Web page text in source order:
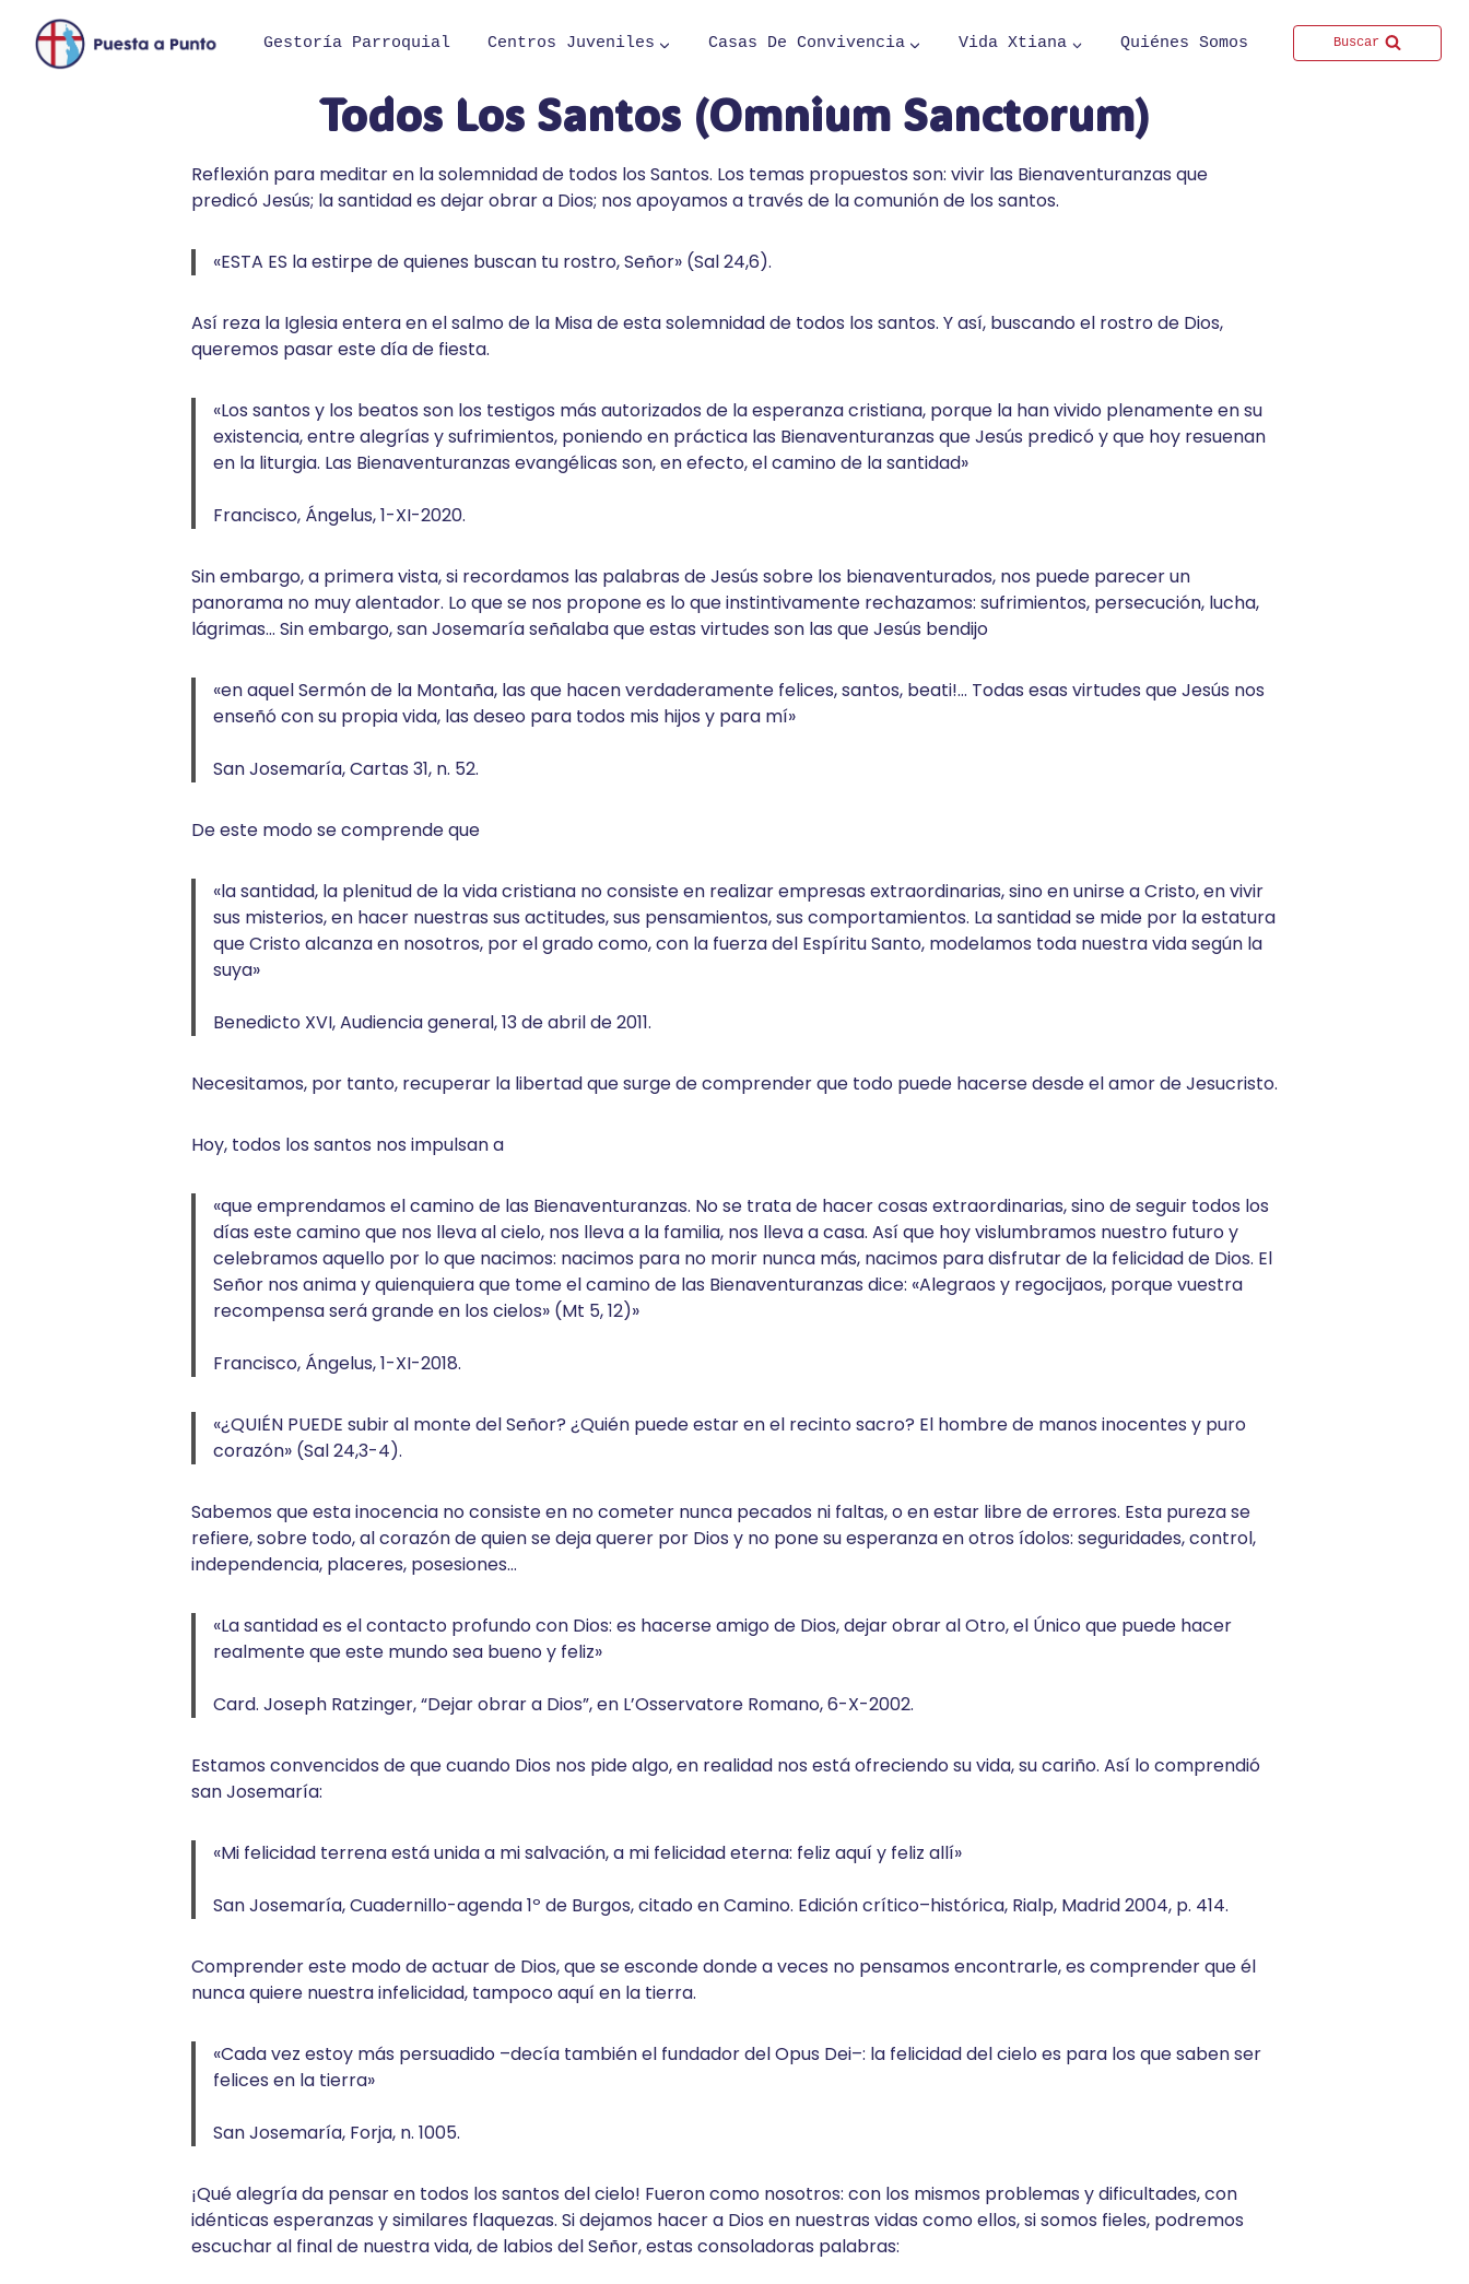
contenido
Gestoría Parroquial Centros Juveniles Casas De Convivencia Vida Xtiana Quiénes Somos Buscar
Todos Los Santos (Omnium Sanctorum)
Reflexión para meditar en la solemnidad de todos los Santos. Los temas propuestos son: vivir las Bienaventuranzas que
predicó Jesús; la santidad es dejar obrar a Dios; nos apoyamos a través de la comunión de los santos.
«ESTA ES la estirpe de quienes buscan tu rostro, Señor» (Sal 24,6).
Así reza la Iglesia entera en el salmo de la Misa de esta solemnidad de todos los santos. Y así, buscando el rostro de Dios,
queremos pasar este día de fiesta.
«Los santos y los beatos son los testigos más autorizados de la esperanza cristiana, porque la han vivido plenamente en su
existencia, entre alegrías y sufrimientos, poniendo en práctica las Bienaventuranzas que Jesús predicó y que hoy resuenan
en la liturgia. Las Bienaventuranzas evangélicas son, en efecto, el camino de la santidad»
Francisco, Ángelus, 1-XI-2020.
Sin embargo, a primera vista, si recordamos las palabras de Jesús sobre los bienaventurados, nos puede parecer un
panorama no muy alentador. Lo que se nos propone es lo que instintivamente rechazamos: sufrimientos, persecución, lucha,
lágrimas… Sin embargo, san Josemaría señalaba que estas virtudes son las que Jesús bendijo
«en aquel Sermón de la Montaña, las que hacen verdaderamente felices, santos, beati!… Todas esas virtudes que Jesús nos
enseñó con su propia vida, las deseo para todos mis hijos y para mí»
San Josemaría, Cartas 31, n. 52.
De este modo se comprende que
«la santidad, la plenitud de la vida cristiana no consiste en realizar empresas extraordinarias, sino en unirse a Cristo, en vivir
sus misterios, en hacer nuestras sus actitudes, sus pensamientos, sus comportamientos. La santidad se mide por la estatura
que Cristo alcanza en nosotros, por el grado como, con la fuerza del Espíritu Santo, modelamos toda nuestra vida según la
suya»
Benedicto XVI, Audiencia general, 13 de abril de 2011.
Necesitamos, por tanto, recuperar la libertad que surge de comprender que todo puede hacerse desde el amor de Jesucristo.
Hoy, todos los santos nos impulsan a
«que emprendamos el camino de las Bienaventuranzas. No se trata de hacer cosas extraordinarias, sino de seguir todos los
días este camino que nos lleva al cielo, nos lleva a la familia, nos lleva a casa. Así que hoy vislumbramos nuestro futuro y
celebramos aquello por lo que nacimos: nacimos para no morir nunca más, nacimos para disfrutar de la felicidad de Dios. El
Señor nos anima y quienquiera que tome el camino de las Bienaventuranzas dice: «Alegraos y regocijaos, porque vuestra
recompensa será grande en los cielos» (Mt 5, 12)»
Francisco, Ángelus, 1-XI-2018.
«¿QUIÉN PUEDE subir al monte del Señor? ¿Quién puede estar en el recinto sacro? El hombre de manos inocentes y puro
corazón» (Sal 24,3-4).
Sabemos que esta inocencia no consiste en no cometer nunca pecados ni faltas, o en estar libre de errores. Esta pureza se
refiere, sobre todo, al corazón de quien se deja querer por Dios y no pone su esperanza en otros ídolos: seguridades, control,
independencia, placeres, posesiones…
«La santidad es el contacto profundo con Dios: es hacerse amigo de Dios, dejar obrar al Otro, el Único que puede hacer
realmente que este mundo sea bueno y feliz»
Card. Joseph Ratzinger, “Dejar obrar a Dios”, en L’Osservatore Romano, 6-X-2002.
Estamos convencidos de que cuando Dios nos pide algo, en realidad nos está ofreciendo su vida, su cariño. Así lo comprendió
san Josemaría:
«Mi felicidad terrena está unida a mi salvación, a mi felicidad eterna: feliz aquí y feliz allí»
San Josemaría, Cuadernillo-agenda 1º de Burgos, citado en Camino. Edición crítico–histórica, Rialp, Madrid 2004, p. 414.
Comprender este modo de actuar de Dios, que se esconde donde a veces no pensamos encontrarle, es comprender que él
nunca quiere nuestra infelicidad, tampoco aquí en la tierra.
«Cada vez estoy más persuadido –decía también el fundador del Opus Dei–: la felicidad del cielo es para los que saben ser
felices en la tierra»
San Josemaría, Forja, n. 1005.
¡Qué alegría da pensar en todos los santos del cielo! Fueron como nosotros: con los mismos problemas y dificultades, con
idénticas esperanzas y similares flaquezas. Si dejamos hacer a Dios en nuestras vidas como ellos, si somos fieles, podremos
escuchar al final de nuestra vida, de labios del Señor, estas consoladoras palabras: